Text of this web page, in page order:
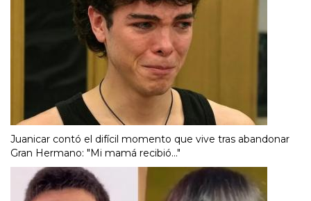
Juanicar contó el difícil momento que vive tras abandonar
Gran Hermano: "Mi mamá recibió..."